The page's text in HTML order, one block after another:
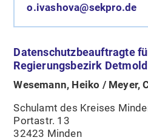
o.ivashova@sekpro.de
Datenschutzbeauftragte
Regierungsbezirk Detmold
Wesemann, Heiko / Meyer,
Schulamt des Kreises
Portastr. 13
32423 Minden